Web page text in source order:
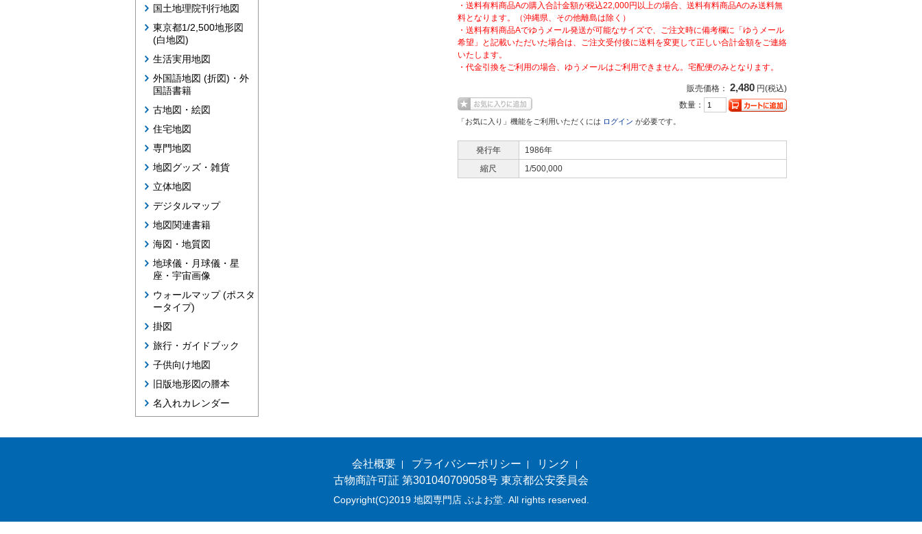
国土地理院刊行地図
東京都1/2,500地形図
(白地図)
生活実用地図
外国語地図 (折図)・外
国語書籍
古地図・絵図
住宅地図
専門地図
地図グッズ・雑貨
立体地図
デジタルマップ
地図関連書籍
海図・地質図
地球儀・月球儀・星
座・宇宙画像
ウォールマップ (ポスタ
ータイプ)
掛図
旅行・ガイドブック
子供向け地図
旧版地形図の謄本
名入れカレンダー
・送料有料商品Aの購入合計金額が税込22,000円以上の場合、送料有料商品Aのみ送料無
料となります。（沖縄県、その他離島は除く）
・送料有料商品Aでゆうメール発送が可能なサイズで、ご注文時に備考欄に「ゆうメール
希望」と記載いただいた場合は、ご注文受付後に送料を変更して正しい合計金額をご連絡
いたします。
・代金引換をご利用の場合、ゆうメールはご利用できません。宅配便のみとなります。
販売価格： 2,480 円(税込)
数量：
「お気に入り」機能をご利用いただくには ログイン が必要です。
発行年
1986年
縮尺
1/500,000
会社概要 プライバシーポリシー
リンク
古物商許可証 第301040709058号 東京都公安委員会
Copyright(C)2019 地図専門店 ぶよお堂. All rights reserved.